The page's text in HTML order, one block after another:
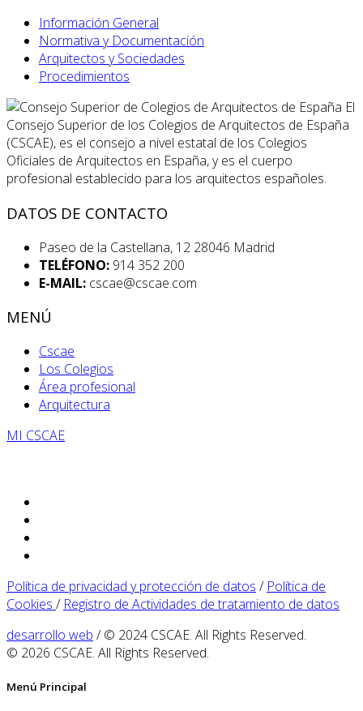
Información General
Normativa y Documentación
Arquitectos y Sociedades
Procedimientos
El
Consejo Superior de los Colegios de Arquitectos de España
(CSCAE), es el consejo a nivel estatal de los Colegios
Oficiales de Arquitectos en España, y es el cuerpo
profesional establecido para los arquitectos españoles.
DATOS DE CONTACTO
Paseo de la Castellana, 12 28046 Madrid
TELÉFONO: 914 352 200
E-MAIL: cscae@cscae.com
MENÚ
Cscae
Los Colegios
Área profesional
Arquitectura
MI CSCAE
Política de privacidad y protección de datos / Política de
Cookies / Registro de Actividades de tratamiento de datos
desarrollo web / © 2024 CSCAE. All Rights Reserved.
© 2026 CSCAE. All Rights Reserved.
Menú Principal